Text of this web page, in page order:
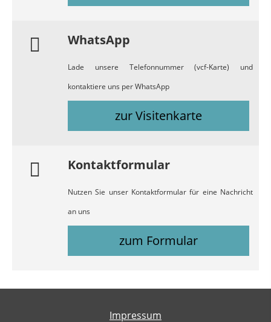
WhatsApp
Lade unsere Telefonnummer (vcf-Karte) und
kontaktiere uns per WhatsApp
zur Visitenkarte
Kontaktformular
Nutzen Sie unser Kontaktformular für eine Nachricht
an uns
zum Formular
Impressum